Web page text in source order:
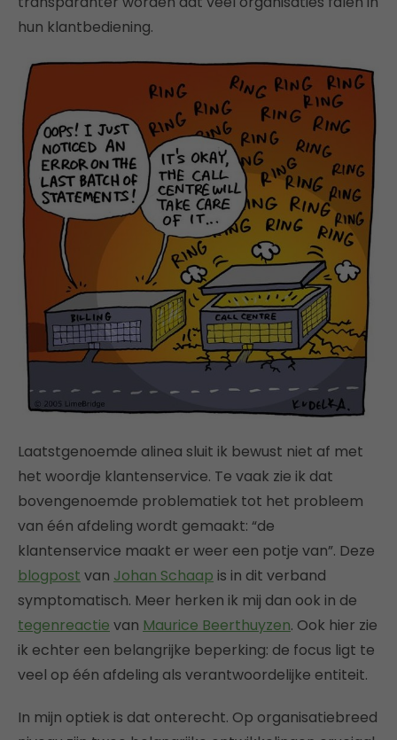
hun klantbediening.
Laatstgenoemde alinea sluit ik bewust niet af met
het woordje klantenservice. Te vaak zie ik dat
bovengenoemde problematiek tot het probleem
van één afdeling wordt gemaakt: “de
klantenservice maakt er weer een potje van”. Deze
blogpost van Johan Schaap is in dit verband
symptomatisch. Meer herken ik mij dan ook in de
tegenreactie van Maurice Beerthuyzen. Ook hier zie
ik echter een belangrijke beperking: de focus ligt te
veel op één afdeling als verantwoordelijke entiteit.
In mijn optiek is dat onterecht. Op organisatiebreed